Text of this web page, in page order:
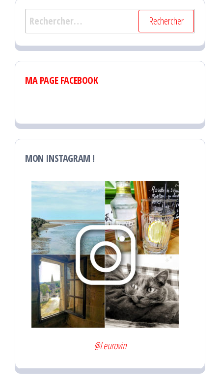
Rechercher :
MA PAGE FACEBOOK
MON INSTAGRAM !
@Leurovin